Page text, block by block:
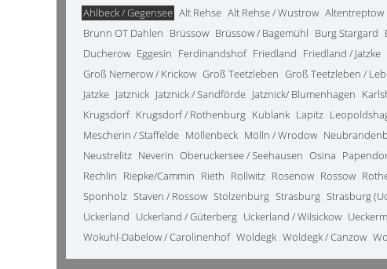
Ahlbeck / Gegensee Alt Rehse Alt Rehse / Wustrow Altentreptow
Brunn OT Dahlen Brüssow Brüssow / Bagemühl Burg Stargard
Ducherow Eggesin Ferdinandshof Friedland Friedland / Jatzke
Groß Nemerow / Krickow Groß Teetzleben Groß Teetzleben /
Jatzke Jatznick Jatznick / Sandförde Jatznick/ Blumenhagen
Krugsdorf Krugsdorf / Rothenburg Kublank Lapitz
Mescherin / Staffelde Möllenbeck Mölln / Wrodow
Neustrelitz Neverin Oberuckersee / Seehausen Osina
Rechlin Riepke/Cammin Rieth Rollwitz Rosenow Rossow
Sponholz Staven / Rossow Stolzenburg Strasburg Strasburg
Uckerland Uckerland / Güterberg Uckerland / Wilsickow
Wokuhl-Dabelow / Carolinenhof Woldegk Woldegk / Canzow